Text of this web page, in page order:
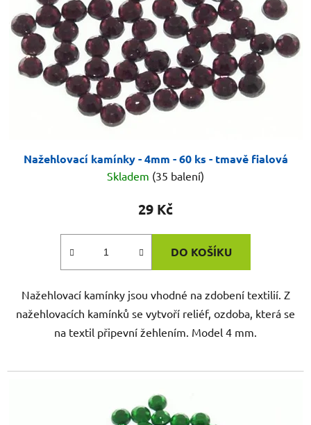
Nažehlovací kamínky - 4mm - 60 ks - tmavě fialová
Skladem (35 balení)
29 Kč
DO KOŠÍKU
Nažehlovací kamínky jsou vhodné na zdobení textilií. Z
nažehlovacích kamínků se vytvoří reliéf, ozdoba, která se
na textil připevní žehlením. Model 4 mm.